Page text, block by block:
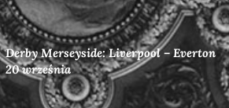
Derby Merseyside: Liverpool – Everton
20 września